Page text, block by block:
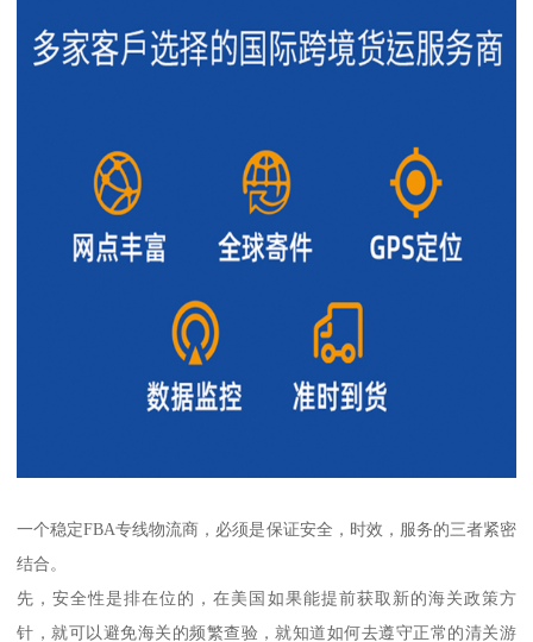
一个稳定FBA专线物流商，必须是保证安全，时效，服务的三者紧密
结合。
先，安全性是排在位的，在美国如果能提前获取新的海关政策方
针，就可以避免海关的频繁查验，就知道如何去遵守正常的清关游